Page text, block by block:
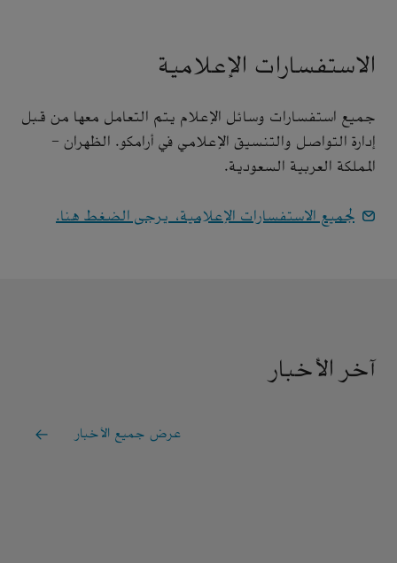
الاستفسارات الإعلامية
جميع استفسارات وسائل الإعلام يتم التعامل معها من قبل
إدارة التواصل والتنسيق الإعلامي في أرامكو. الظهران -
المملكة العربية السعودية.
لجميع الاستفسارات الإعلامية، يرجى الضغط هنا.
آخر الأخبار
عرض جميع الأخبار